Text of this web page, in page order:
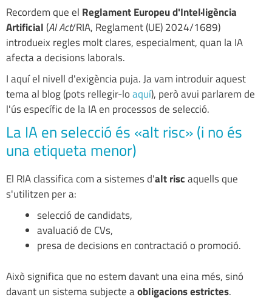
Recordem que el Reglament Europeu d'Intel·ligència
Artificial (AI Act/RIA, Reglament (UE) 2024/1689)
introdueix regles molt clares, especialment, quan la IA
afecta a decisions laborals.
I aquí el nivell d'exigència puja. Ja vam introduir aquest
tema al blog (pots rellegir-loaquí), però avui parlarem de
l'ús específic de la IA en processos de selecció.
La IA en selecció és «alt risc» (i no és
una etiqueta menor)
El RIA classifica com a sistemes d'alt riscaquells que
s'utilitzen per a:
selecció de candidats,
avaluació de CVs,
presa de decisions en contractació o promoció.
Això significa que no estem davant una eina més, sinó
davant un sistema subjecte aobligacions estrictes.